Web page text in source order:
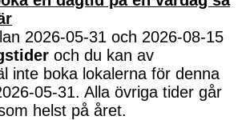
2026-05-31 och 2026-08-15
och du kan av
inte boka lokalerna för denna
05-31. Alla övriga tider går
helst på året.